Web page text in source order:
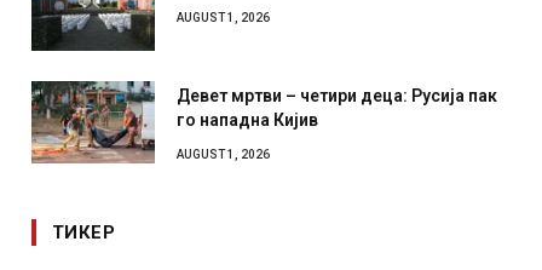
AUGUST 1, 2026
Девет мртви – четири деца: Русија пак
го нападна Кијив
AUGUST 1, 2026
ТИКЕР